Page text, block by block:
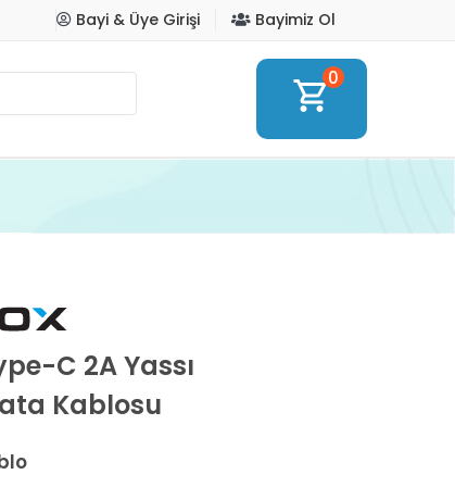
Bayi & Üye Girişi Bayimiz Ol
shopping_cart0
C 2A Yassı
Kablosu